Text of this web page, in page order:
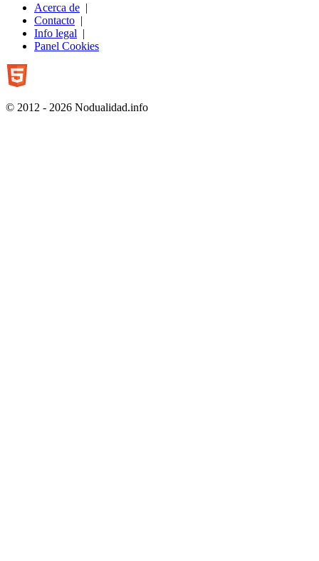
Acerca de |
Contacto |
Info legal |
Panel Cookies
© 2012 - 2026 Nodualidad.info